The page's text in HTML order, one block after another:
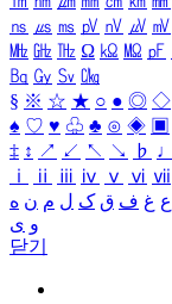
㎱ ㎲ ㎳ ㎴ ㎵ ㎶ ㎷
㎒ ㎓ ㎔ Ω ㏀ ㏁ ㎊
㏃ ㏉ ㏜ ㏆
§ ※ ☆ ★ ○ ● ◎ ◇
♠ ♡ ♥ ♧ ♣ ⊙ ◈ ▣
‡ ↕ ↗ ↙ ↖ ↘ ♭ ♩
ⅰ
ⅱ ⅲ ⅳ ⅴ ⅵ ⅶ
ع غ ف ق ک ل م ن ه
و ی
닫기